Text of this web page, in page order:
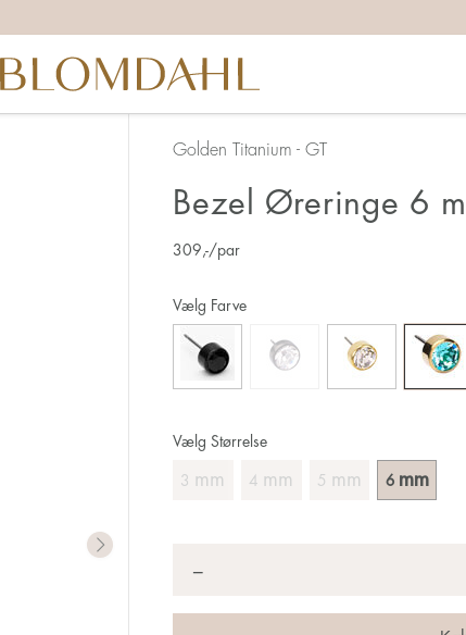
Golden Titanium - GT
Bezel Øreringe 6
309 ,-/par
Vælg Størrelse
3 mm 4 mm 5 mm 6 mm
Vælg Farve
−